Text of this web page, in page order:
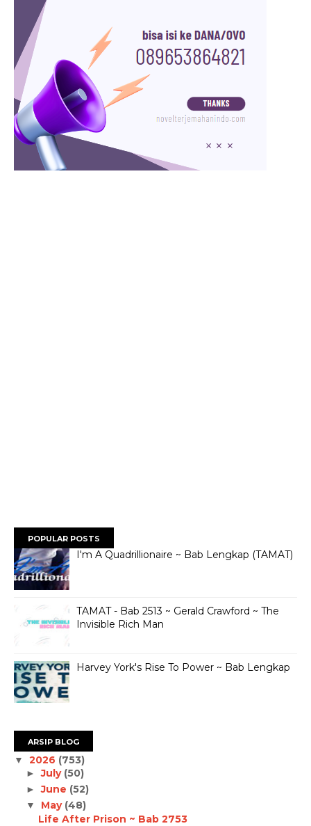
POPULAR POSTS
I'm A Quadrillionaire ~ Bab Lengkap (TAMAT)
TAMAT - Bab 2513 ~ Gerald Crawford ~ The
Invisible Rich Man
Harvey York's Rise To Power ~ Bab Lengkap
ARSIP BLOG
▼ 2026 (753)
►July (50)
►June (52)
▼ May (48)
Life After Prison ~ Bab 2753